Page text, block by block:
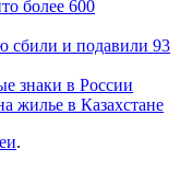
более 600
сбили и подавили 93
знаки в России
жилье в Казахстане
.